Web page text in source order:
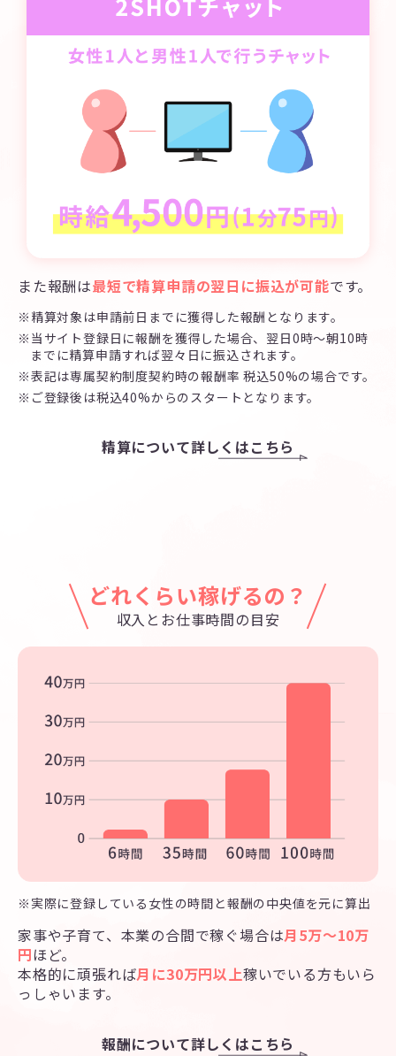
また報酬は最短で精算申請の翌日に振込が可能です。
※精算対象は申請前日までに獲得した報酬となります。
※当サイト登録日に報酬を獲得した場合、翌日0時～朝10時
までに精算申請すれば翌々日に振込されます。
※表記は専属契約制度契約時の報酬率 税込50%の場合です。
※ご登録後は税込40%からのスタートとなります。
精算について詳しくはこちら
どれくらい稼げるの？
収入とお仕事時間の目安
※実際に登録している女性の時間と報酬の中央値を元に算出
家事や子育て、本業の合間で稼ぐ場合は月5万～10万
円ほど。
本格的に頑張れば月に30万円以上稼いでいる方もいら
っしゃいます。
報酬について詳しくはこちら